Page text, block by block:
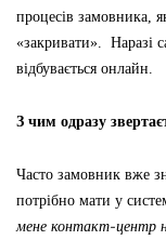
процесів замовника,
«закривати». Наразі
відбувається онлайн.
З чим одразу
Часто замовник вже
потрібно мати у
мене контакт-центр